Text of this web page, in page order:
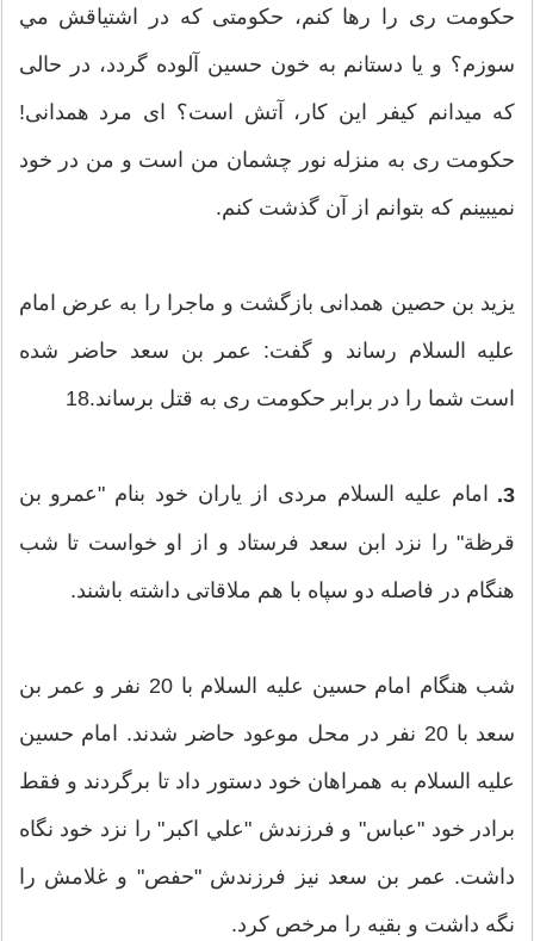
حكومت ری را رها كنم، حكومتی كه در اشتیاقش مي‏
سوزم؟ و یا دستانم به خون حسین آلوده گردد، در حالی
كه مي‏دانم كیفر این كار، آتش است؟ ای مرد همدانی!
حكومت ری به منزله نور چشمان من است و من در خود
نمي‏بینم كه بتوانم از آن گذشت كنم.
یزید بن حصین همدانی بازگشت و ماجرا را به عرض امام
علیه‏ السلام رساند و گفت: عمر بن سعد حاضر شده
است شما را در برابر حكومت ری به قتل برساند.18
3. امام علیه‏ السلام مردی از یاران خود بنام "عمرو بن
قرظة" را نزد ابن سعد فرستاد و از او خواست تا شب
هنگام در فاصله دو سپاه با هم ملاقاتی داشته باشند.
شب هنگام امام حسین علیه‏ السلام با 20 نفر و عمر بن
سعد با 20 نفر در محل موعود حاضر شدند. امام حسین
علیه‏ السلام به همراهان خود دستور داد تا برگردند و فقط
برادر خود "عباس" و فرزندش "علي‏ اكبر" را نزد خود نگاه
داشت. عمر بن سعد نیز فرزندش "حفص" و غلامش را
نگه داشت و بقیه را مرخص كرد.